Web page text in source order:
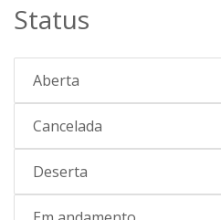
Status
Aberta
Cancelada
Deserta